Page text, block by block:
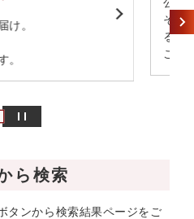
援情報の掲載を希望され
絡ください。
ら検索
タンから検索結果ページをご